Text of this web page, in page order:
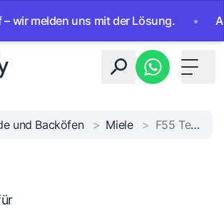
uns mit der Lösung. • Ab
Toggle
und Backöfen > Miele > F55 Temperaturfühler Fehler